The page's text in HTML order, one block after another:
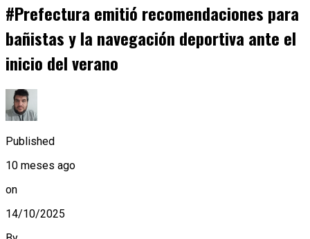
#Prefectura emitió recomendaciones para
bañistas y la navegación deportiva ante el
inicio del verano
Published
10 meses ago
on
14/10/2025